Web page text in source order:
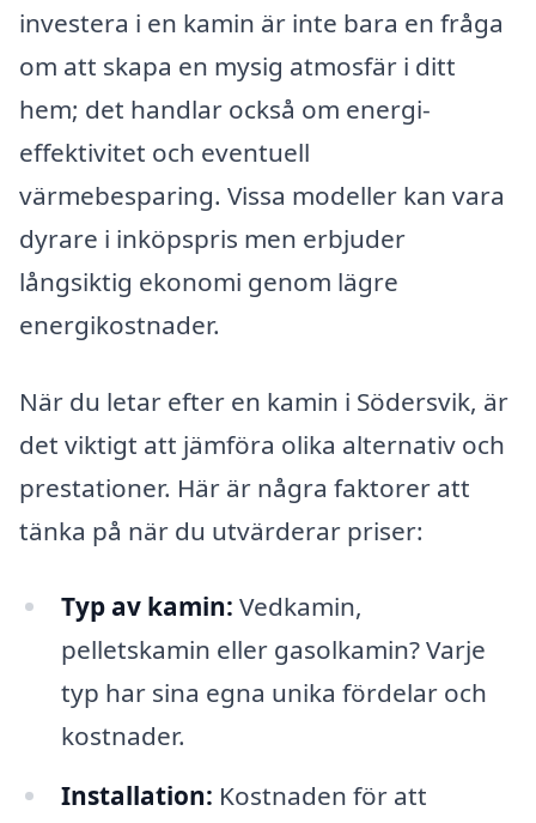
investera i en kamin är inte bara en fråga
om att skapa en mysig atmosfär i ditt
hem; det handlar också om energi­
effektivitet och eventuell
värmebesparing. Vissa modeller kan vara
dyrare i inköpspris men erbjuder
långsiktig ekonomi genom lägre
energikostnader.
När du letar efter en kamin i Södersvik, är
det viktigt att jämföra olika alternativ och
prestationer. Här är några faktorer att
tänka på när du utvärderar priser:
Typ av kamin: Vedkamin,
pelletskamin eller gasolkamin? Varje
typ har sina egna unika fördelar och
kostnader.
Installation: Kostnaden för att